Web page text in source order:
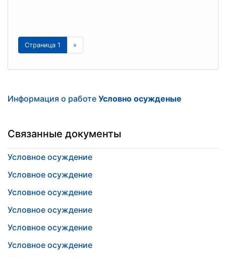
Страница 1 »
Информация о работе Условно осужденые
Связанные документы
Условное осуждение
Условное осуждение
Условное осуждение
Условное осуждение
Условное осуждение
Условное осуждение